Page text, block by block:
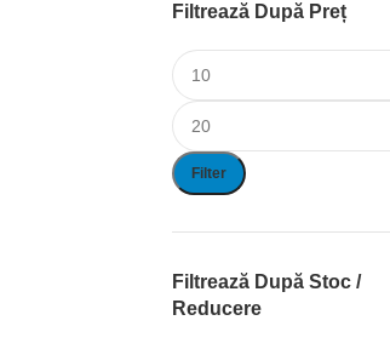
Filtrează După Preț
Filter
Filtrează După Stoc /
Reducere